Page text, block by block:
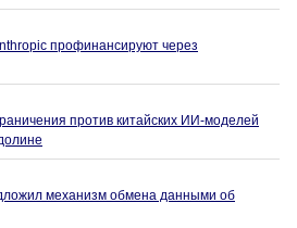
профинансируют через
против китайских ИИ-моделей
механизм обмена данными об